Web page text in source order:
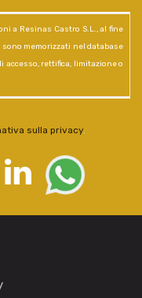
a Resinas Castro S.L., al fine
memorizzati nel database
rettifica, limitazione o
sulla privacy.